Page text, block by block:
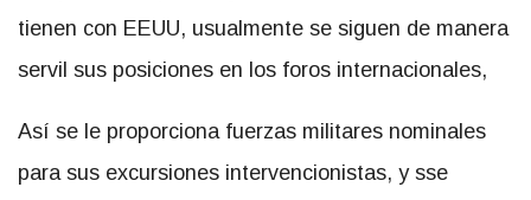
tienen con EEUU, usualmente se siguen de manera
servil sus posiciones en los foros internacionales,
Así se le proporciona fuerzas militares nominales
para sus excursiones intervencionistas, y sse